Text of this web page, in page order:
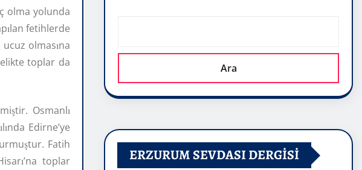
olma yolunda
ılan fetihlerde
ucuz olmasına
toplar da
ştir. Osmanlı
ılında Edirne’ye
ştur. Fatih
ı’na toplar
Ara
ERZURUM SEVDASI DERGİSİ